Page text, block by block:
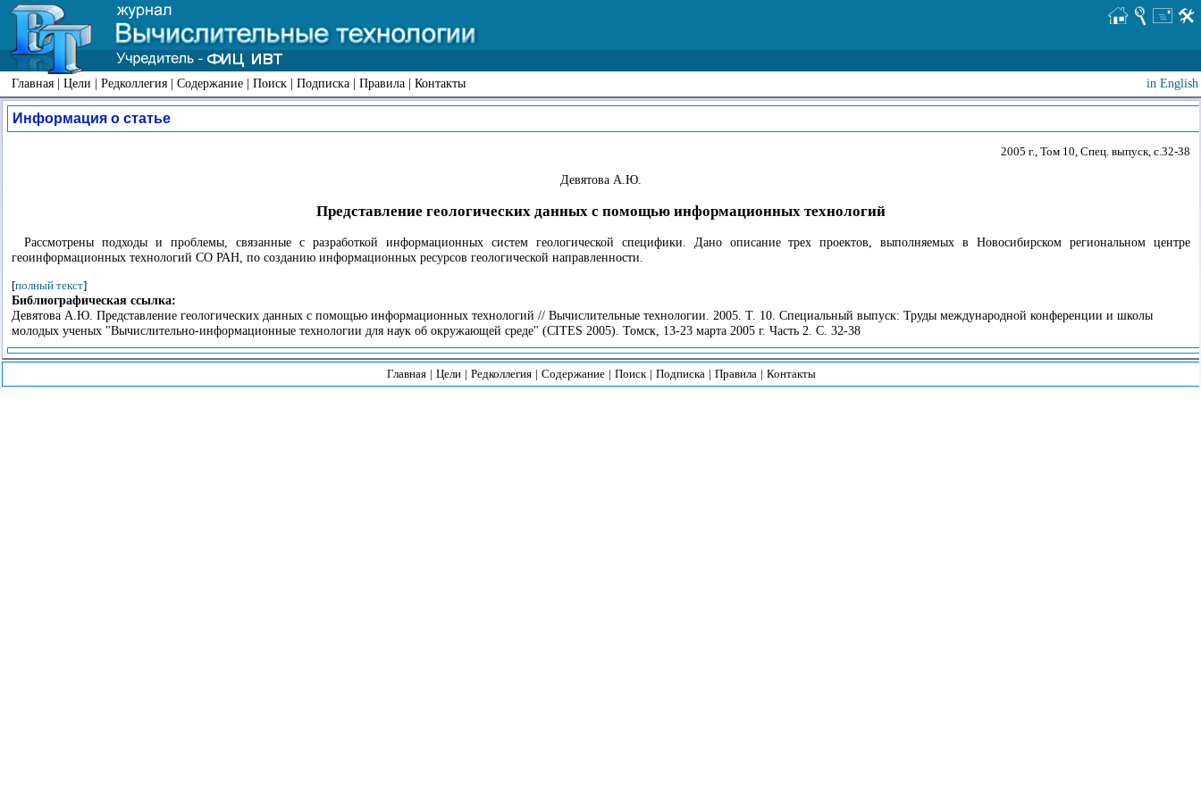
Главная | Цели | Редколлегия | Содержание | Поиск | Подписка | Правила | Контакты in English
Информация о статье
2005 г., Том 10, Спец. выпуск, с.32-38
Девятова А.Ю.
Представление геологических данных с помощью информационных технологий
Рассмотрены подходы и проблемы, связанные с разработкой информационных систем геологической специфики. Дано описание трех проектов, выполняемых в Новосибирском региональном центре
геоинформационных технологий СО РАН, по созданию информационных ресурсов геологической направленности.
[полный текст]
Библиографическая ссылка:
Девятова А.Ю. Представление геологических данных с помощью информационных технологий // Вычислительные технологии. 2005. Т. 10. Специальный выпуск: Труды международной конференции и школы
молодых ученых "Вычислительно-информационные технологии для наук об окружающей среде" (CITES 2005). Томск, 13-23 марта 2005 г. Часть 2. С. 32-38
Главная | Цели | Редколлегия | Содержание | Поиск | Подписка | Правила | Контакты